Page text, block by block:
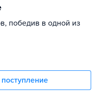
победив в одной из